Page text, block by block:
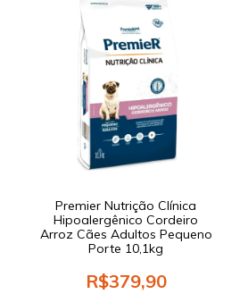
Premier Nutrição Clínica
Hipoalergênico Cordeiro
Arroz Cães Adultos Pequeno
Porte 10,1kg
R$379,90